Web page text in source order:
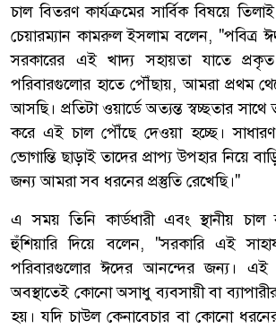
চাল বিতরণ কার্যক্রমের সার্বিক বিষয়ে
চেয়ারম্যান কামরুল ইসলাম বলেন,
সরকারের এই খাদ্য সহায়তা যাতে
পরিবারগুলোর হাতে পৌঁছায়, আমরা প্রথম
আসছি। প্রতিটা ওয়ার্ডে অত্যন্ত স্বচ্ছতার সাথে
করে এই চাল পৌঁছে দেওয়া হচ্ছে।
ভোগান্তি ছাড়াই তাদের প্রাপ্য উপহার নিয়ে
জন্য আমরা সব ধরনের প্রস্তুতি রেখেছি।"
এ সময় তিনি কার্ডধারী এবং স্থানীয় চাল
হুঁশিয়ারি দিয়ে বলেন, "সরকারি এই
পরিবারগুলোর ঈদের আনন্দের জন্য।
অবস্থাতেই কোনো অসাধু ব্যবসায়ী বা
হয়। যদি চাউল কেনাবেচার বা কোনো ধরনের